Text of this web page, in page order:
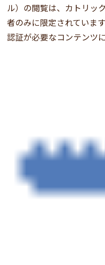
ル）の閲覧は、カトリッ
者のみに限定されています
認証が必要なコンテンツに